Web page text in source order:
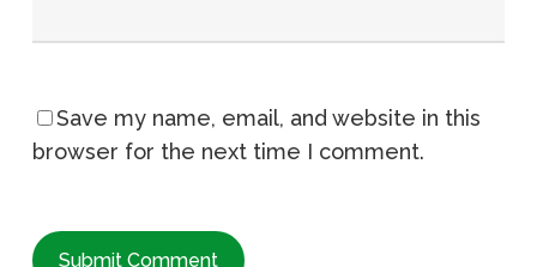
Save my name, email, and website in this
browser for the next time I comment.